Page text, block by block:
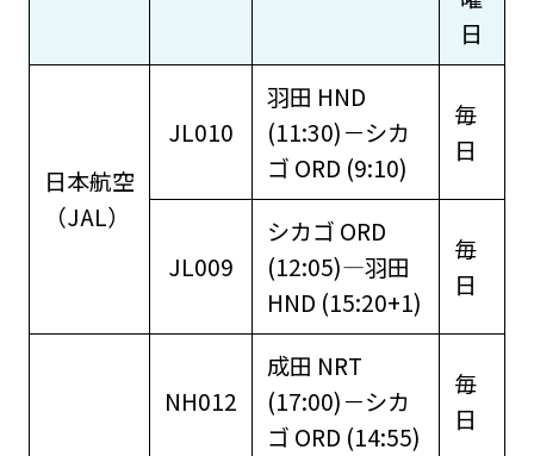
日
日本航空
（JAL）
JL010
羽田 HND
(11:30)－シカ
ゴ ORD (9:10)
毎
日
JL009
シカゴ ORD
(12:05)―羽田
HND (15:20+1)
毎
日
NH012
成田 NRT
(17:00)－シカ
ゴ ORD (14:55)
毎
日